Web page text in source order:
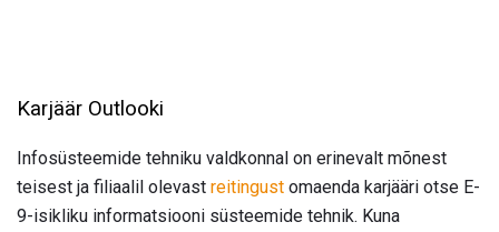
Karjäär Outlooki
Infosüsteemide tehniku ​​valdkonnal on erinevalt mõnest
teisest ja filiaalil olevast reitingust omaenda karjääri otse E-
9-isikliku informatsiooni süsteemide tehnik. Kuna